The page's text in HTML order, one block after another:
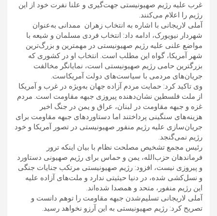
غرب علیه رژیم صهیونیستی جهت‌گیری و علنا نفرت خود از این
رژیم را اعلام می‌کنند.
آملی لاریجانی با اشاره به انتخاب زهران ممدانی به‌عنوان
شهردار نیویورک، ادامه داد: انتخاب فردی مسلمان و شیعه با
مواضع علنی علیه رژیم صهیونیستی در مهمترین و بزرگ‌ترین
شهر آمریکا، گواه این مطلب است. انتخاب او در کشوری که
بزرگترین حامی رژیم صهیونیستی است، نمایانگر مخالفت
جریان‌های مردمی با سیاست‌های دولت آمریکاست.
وی تاکید کرد: حمایت مردم آزاده جهان به‌ویژه در غرب و آمریکا
از ملت فلسطین نشان‌دهنده پیروزی جبهه مقاومت است. مردم
غزه و جبهه مقاومت در لبنان، عراق و یمن در جنگ اخیر
هزینه‌های سنگینی پرداختند اما دستاوردهای جبهه مقاومت برای
جریان‌سازی علیه رژیم منفور صهیونیستی در تصور آمریکا و خود
رژیم نمی‌گنجد.
رئیس مجمع تشخیص مصلحت نظام با بیان اینکه ترور
فرماندهان حزب‌الله، یمن و حماس برای رژیم صهیونی دستاورد
و پیروزی نیست، افزود: رژیم صهیونیستی مرتکب جنایات جنگی
و نسل‌کشی شده، در دنیا حیثیتی ندارد و ملت‌های آزاده علیه
این رژیم منفور، متحد و همصدا شده‌اند.
آملی لاریجانی تسلیم‌شدن جبهه مقاومت را توهم دانست و
تصریح کرد: رژیم صهیونیستی به این آرزو نخواهد رسید.